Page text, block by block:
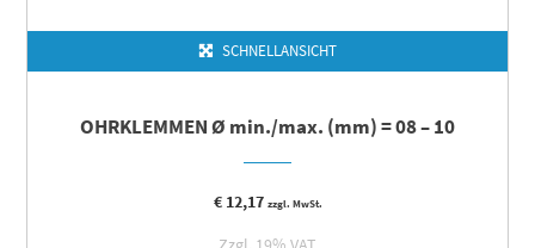
SCHNELLANSICHT
OHRKLEMMEN Ø min./max. (mm) = 08 – 10
€12,17 zzgl. MwSt.